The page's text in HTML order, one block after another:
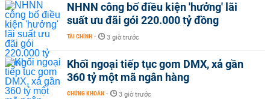
NHNN công bố điều kiện 'hưởng' lãi
suất ưu đãi gói 220.000 tỷ đồng
TÀI CHÍNH - 3 giờ trước
Khối ngoại tiếp tục gom DMX, xả gần
360 tỷ một mã ngân hàng
CHỨNG KHOÁN - 3 giờ trước